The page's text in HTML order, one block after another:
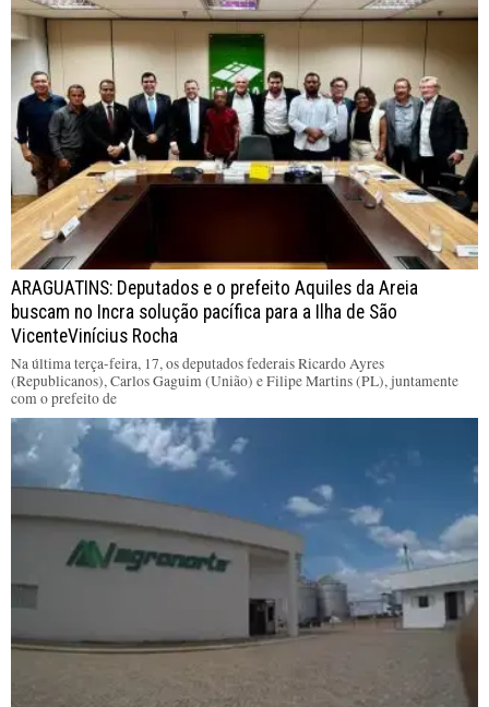
ARAGUATINS: Deputados e o prefeito Aquiles da Areia
buscam no Incra solução pacífica para a Ilha de São
VicenteVinícius Rocha
Na última terça-feira, 17, os deputados federais Ricardo Ayres
(Republicanos), Carlos Gaguim (União) e Filipe Martins (PL), juntamente
com o prefeito de